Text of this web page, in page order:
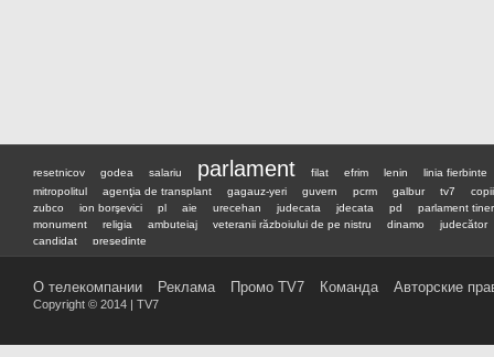
resetnicov godea salariu parlament filat efrim lenin
linia fierbinte
mitropolitul
agenţia de transplant gagauz-yeri guvern pcrm galbur tv7
copii
zubco
ion borşevici pl aie urecehan judecata jdecata pd
parlament
monument
religia ambuteiaj veteranii războiului de pe nistru dinamo
judecător
candidat
preşedinte
О телекомпании Реклама Промо TV7 Команда Авторские
Copyright © 2014 | TV7